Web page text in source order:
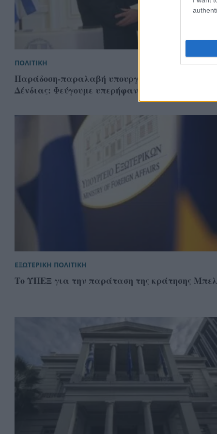
ΠΟΛΙΤΙΚΗ
Παράδοση-παραλαβή υπουργείου Εξωτερικών –
Δένδιας: Φεύγουμε υπερήφανοι
ΕΞΩΤΕΡΙΚΗ ΠΟΛΙΤΙΚΗ
Το ΥΠΕΞ για την παράταση της κράτησης